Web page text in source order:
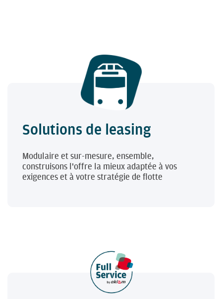
Solutions de leasing
Modulaire et sur-mesure, ensemble,
construisons l'offre la mieux adaptée à vos
exigences et à votre stratégie de flotte